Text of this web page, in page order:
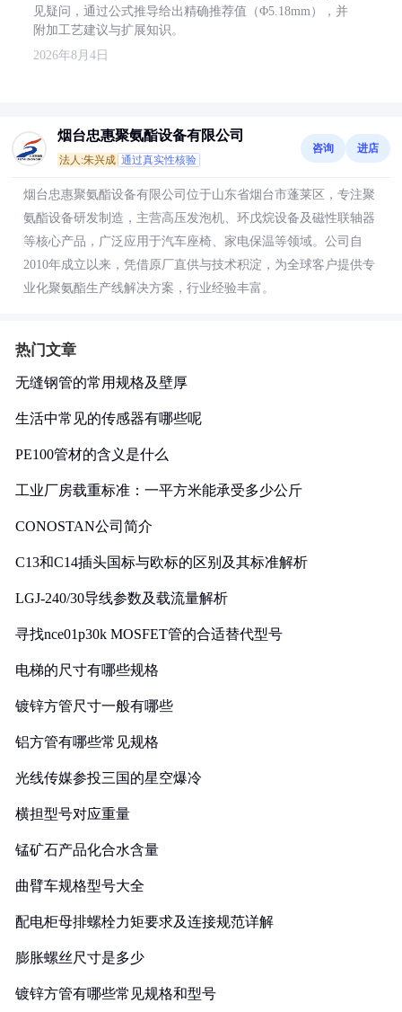
见疑问，通过公式推导给出精确推荐值（Φ5.18mm），并
附加工艺建议与扩展知识。
2026年8月4日
烟台忠惠聚氨酯设备有限公司
法人:朱兴成 通过真实性核验
咨询 进店
烟台忠惠聚氨酯设备有限公司位于山东省烟台市蓬莱区，专注聚
氨酯设备研发制造，主营高压发泡机、环戊烷设备及磁性联轴器
等核心产品，广泛应用于汽车座椅、家电保温等领域。公司自
2010年成立以来，凭借原厂直供与技术积淀，为全球客户提供专
业化聚氨酯生产线解决方案，行业经验丰富。
热门文章
无缝钢管的常用规格及壁厚
生活中常见的传感器有哪些呢
PE100管材的含义是什么
工业厂房载重标准：一平方米能承受多少公斤
CONOSTAN公司简介
C13和C14插头国标与欧标的区别及其标准解析
LGJ-240/30导线参数及载流量解析
寻找nce01p30k MOSFET管的合适替代型号
电梯的尺寸有哪些规格
镀锌方管尺寸一般有哪些
铝方管有哪些常见规格
光线传媒参投三国的星空爆冷
横担型号对应重量
锰矿石产品化合水含量
曲臂车规格型号大全
配电柜母排螺栓力矩要求及连接规范详解
膨胀螺丝尺寸是多少
镀锌方管有哪些常见规格和型号